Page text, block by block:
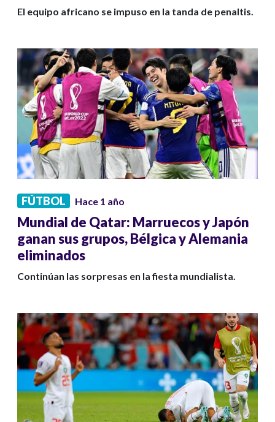
El equipo africano se impuso en la tanda de penaltis.
FÚTBOL Hace 1 año
Mundial de Qatar: Marruecos y Japón
ganan sus grupos, Bélgica y Alemania
eliminados
Continúan las sorpresas en la fiesta mundialista.